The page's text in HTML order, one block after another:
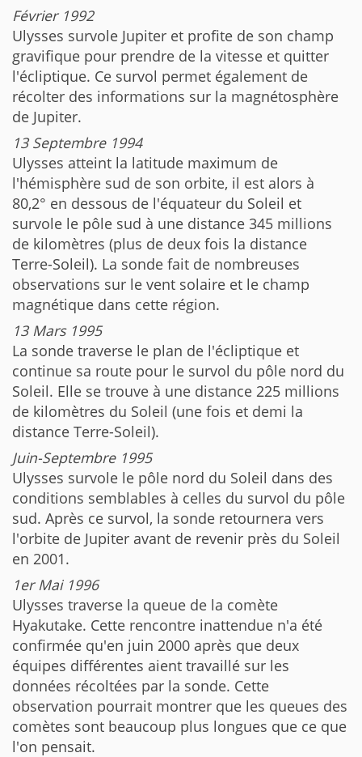
Février 1992
Ulysses survole Jupiter et profite de son champ
gravifique pour prendre de la vitesse et quitter
l'écliptique. Ce survol permet également de
récolter des informations sur la magnétosphère
de Jupiter.
13 Septembre 1994
Ulysses atteint la latitude maximum de
l'hémisphère sud de son orbite, il est alors à
80,2° en dessous de l'équateur du Soleil et
survole le pôle sud à une distance 345 millions
de kilomètres (plus de deux fois la distance
Terre-Soleil). La sonde fait de nombreuses
observations sur le vent solaire et le champ
magnétique dans cette région.
13 Mars 1995
La sonde traverse le plan de l'écliptique et
continue sa route pour le survol du pôle nord du
Soleil. Elle se trouve à une distance 225 millions
de kilomètres du Soleil (une fois et demi la
distance Terre-Soleil).
Juin-Septembre 1995
Ulysses survole le pôle nord du Soleil dans des
conditions semblables à celles du survol du pôle
sud. Après ce survol, la sonde retournera vers
l'orbite de Jupiter avant de revenir près du Soleil
en 2001.
1er Mai 1996
Ulysses traverse la queue de la comète
Hyakutake. Cette rencontre inattendue n'a été
confirmée qu'en juin 2000 après que deux
équipes différentes aient travaillé sur les
données récoltées par la sonde. Cette
observation pourrait montrer que les queues des
comètes sont beaucoup plus longues que ce que
l'on pensait.